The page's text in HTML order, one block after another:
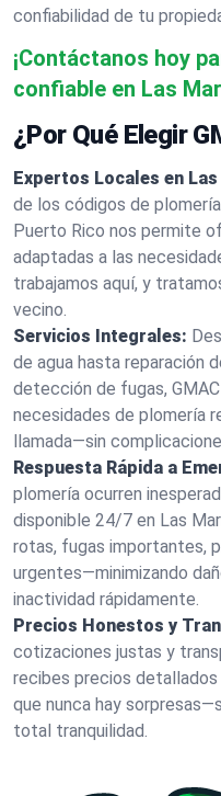
confiabilidad de tu
¡Contáctanos hoy
confiable en Las
¿Por Qué Elegir
Expertos Locales en
de los códigos de
Puerto Rico nos permite
adaptadas a las
trabajamos aquí, y
vecino.
Servicios Integrales:
de agua hasta reparación
detección de fugas,
necesidades de plomería
llamada—sin
Respuesta Rápida a
plomería ocurren
disponible 24/7 en Las
rotas, fugas importantes,
urgentes—minimizando
inactividad rápidamente.
Precios Honestos y
cotizaciones justas y
recibes precios
que nunca hay
total tranquilidad.